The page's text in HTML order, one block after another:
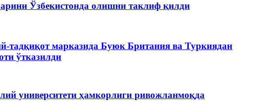
Ўзбекистонда олишни таклиф қилди
тадқиқот марказида Буюк Британия ва Туркиядан
ўтказилди
университети ҳамкорлиги ривожланмоқда